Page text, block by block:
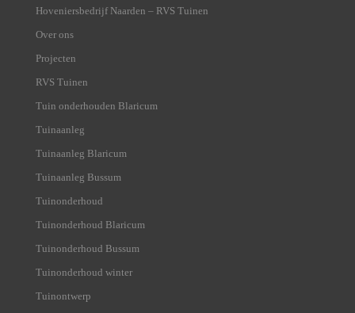
Hoveniersbedrijf Naarden – RVS Tuinen
Over ons
Projecten
RVS Tuinen
Tuin onderhouden Blaricum
Tuinaanleg
Tuinaanleg Blaricum
Tuinaanleg Bussum
Tuinonderhoud
Tuinonderhoud Blaricum
Tuinonderhoud Bussum
Tuinonderhoud winter
Tuinontwerp